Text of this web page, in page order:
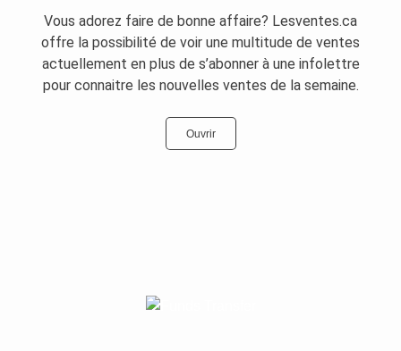
Vous adorez faire de bonne affaire? Lesventes.ca
offre la possibilité de voir une multitude de ventes
actuellement en plus de s’abonner à une infolettre
pour connaitre les nouvelles ventes de la semaine.
Ouvrir